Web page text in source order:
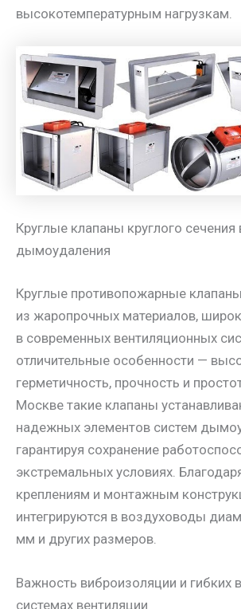
высокотемпературным нагрузкам.
Круглые клапаны круглого сечения
дымоудаления
Круглые противопожарные
из жаропрочных материалов,
в современных вентиляционных
отличительные особенности —
герметичность, прочность и
Москве такие клапаны
надежных элементов систем
гарантируя сохранение
экстремальных условиях.
креплениям и монтажным
интегрируются в воздуховоды
мм и других размеров.
Важность виброизоляции и гибких
системах вентиляции